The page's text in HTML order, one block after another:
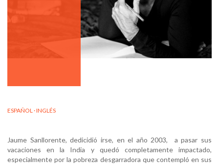
ESPAÑOL · INGLÉS
Jaume Sanllorente, dedicidió irse, en el año 2003, a pasar sus
vacaciones en la India y quedó completamente impactado,
especialmente por la pobreza desgarradora que contempló en sus